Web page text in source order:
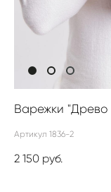
Варежки "Древо
Артикул 1836-2
2 150 pуб.